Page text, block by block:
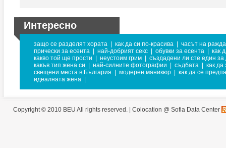
Интересно
защо се разделят хората как да си по-красива
часът на
прически за есента
най-добрият секс обувки за есента
как
какво той ще прости
неустоим грим
създадени ли сте един за
какъв тип жена си
най-силните фотографии съдбата
как
свещени места в България
модерен маникюр
как да се
идеалната жена
Copyright © 2010 BEU All rights reserved. | Colocation @ Sofia Data Center